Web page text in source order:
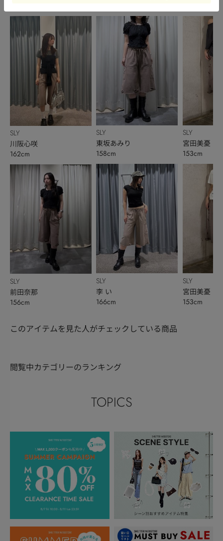
SLY
川阪心咲
162cm
SLY
前田奈那
156cm
SLY
東坂あみり
158cm
SLY
李 い
166cm
SLY
宮田美憂
153cm
SLY
宮田美憂
153cm
このアイテムを見た人がチェックしている商品
閲覧中カテゴリーのランキング
TOPICS